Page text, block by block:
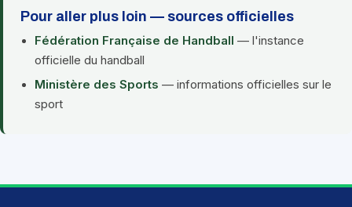
Pour aller plus loin — sources officielles
Fédération Française de Handball — l'instance
officielle du handball
Ministère des Sports — informations officielles sur le
sport